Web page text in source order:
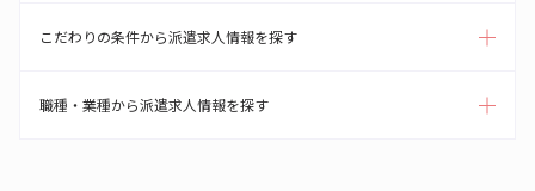
こだわりの条件から派遣求人情報を探す
職種・業種から派遣求人情報を探す